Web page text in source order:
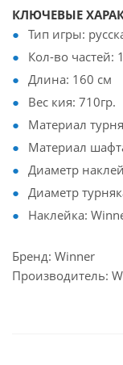
КЛЮЧЕВЫЕ
Тип игры:
Кол-во частей:
Длина: 160 см
Вес кия: 710гр.
Материал
Материал
Диаметр
Диаметр
Наклейка:
Бренд: Winner
Производитель: